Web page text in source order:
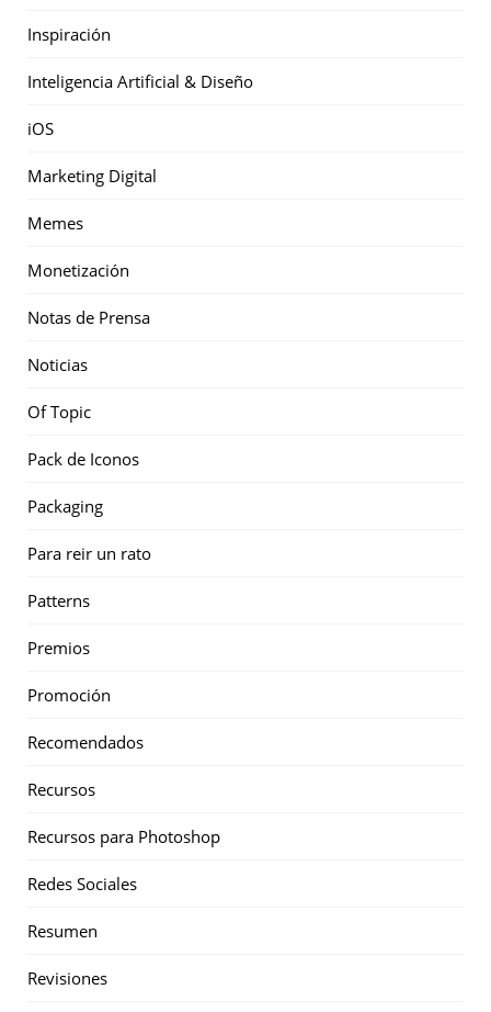
Inspiración
Inteligencia Artificial & Diseño
iOS
Marketing Digital
Memes
Monetización
Notas de Prensa
Noticias
Of Topic
Pack de Iconos
Packaging
Para reir un rato
Patterns
Premios
Promoción
Recomendados
Recursos
Recursos para Photoshop
Redes Sociales
Resumen
Revisiones